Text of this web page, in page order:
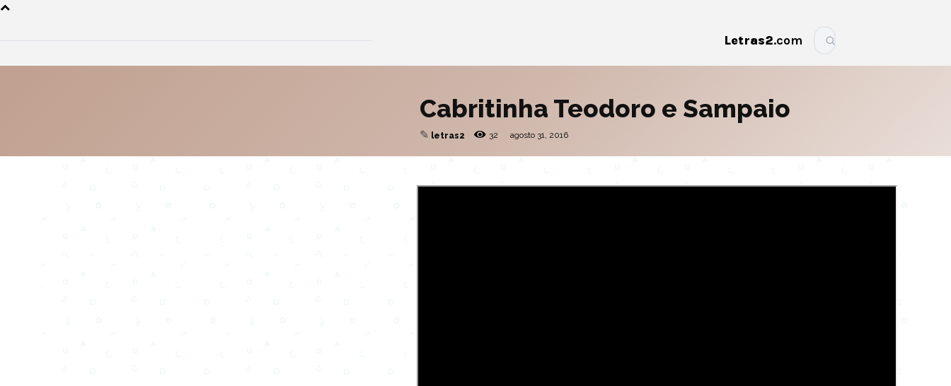
Letras2.com
Cabritinha Teodoro e Sampaio
✎ letras2 32 agosto 31, 2016